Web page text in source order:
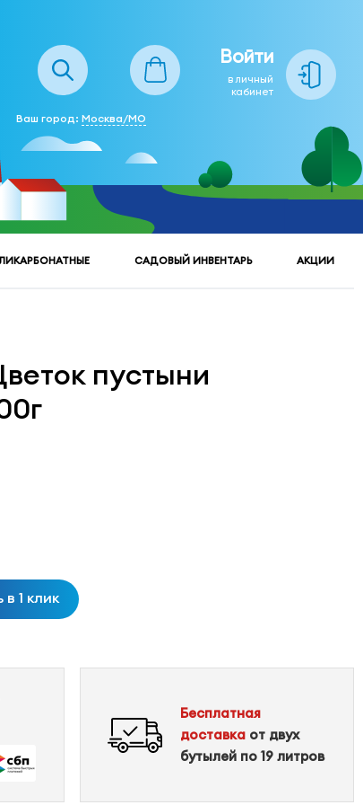
Войти
в личный
кабинет
Ваш город: Москва/МО
САДОВЫЙ ИНВЕНТАРЬ АКЦИИ
пустыни
в 1 клик
Бесплатная
доставкаот двух
бутылей по 19 литров